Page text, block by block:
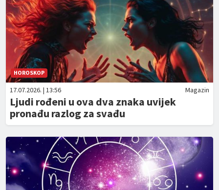
HOROSKOP
17.07.2026. | 13:56 Magazin
Ljudi rođeni u ova dva znaka uvijek
pronađu razlog za svađu